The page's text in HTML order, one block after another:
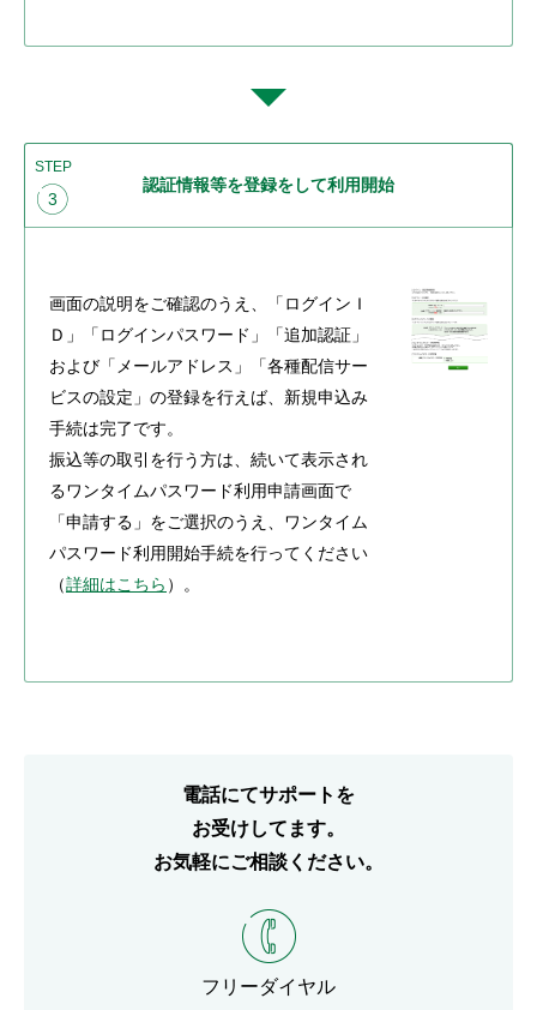
STEP
3
認証情報等を登録をして利用開始
画面の説明をご確認のうえ、「ログインＩ
Ｄ」「ログインパスワード」「追加認証」
および「メールアドレス」「各種配信サー
ビスの設定」の登録を行えば、新規申込み
手続は完了です。
振込等の取引を行う方は、続いて表示され
るワンタイムパスワード利用申請画面で
「申請する」をご選択のうえ、ワンタイム
パスワード利用開始手続を行ってください
（詳細はこちら ）。
電話にてサポートを
お受けしてます。
お気軽にご相談ください。
フリーダイヤル